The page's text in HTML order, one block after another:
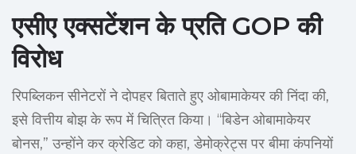
एसीए एक्सटेंशन के प्रति GOP की
विरोध
रिपब्लिकन सीनेटरों ने दोपहर बिताते हुए ओबामाकेयर की निंदा की,
इसे वित्तीय बोझ के रूप में चित्रित किया। “बिडेन ओबामाकेयर
बोनस,” उन्होंने कर क्रेडिट को कहा, डेमोक्रेट्स पर बीमा कंपनियों